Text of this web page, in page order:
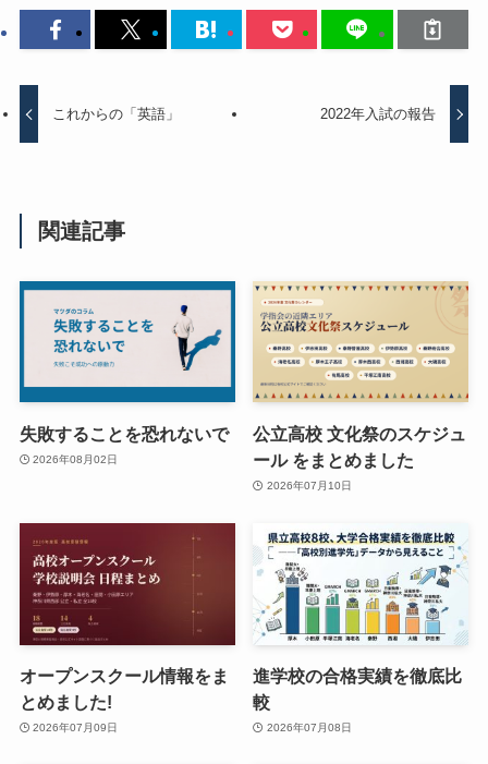
これからの「英語」 2022年入試の報告
関連記事
失敗することを恐れないで
2026年08月02日
公立高校 文化祭のスケジュ
ール をまとめました
2026年07月10日
オープンスクール情報をま
とめました!
2026年07月09日
進学校の合格実績を徹底比
較
2026年07月08日